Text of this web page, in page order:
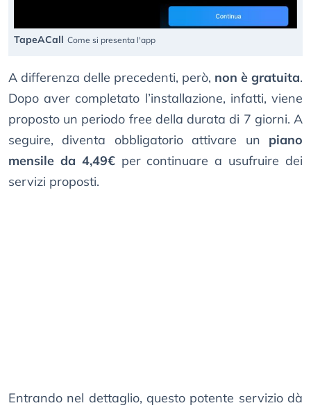
TapeACall Come si presenta l'app
A differenza delle precedenti, però, non è gratuita.
Dopo aver completato l’installazione, infatti, viene
proposto un periodo free della durata di 7 giorni. A
seguire, diventa obbligatorio attivare un piano
mensile da 4,49€per continuare a usufruire dei
servizi proposti.
Entrando nel dettaglio, questo potente servizio dà